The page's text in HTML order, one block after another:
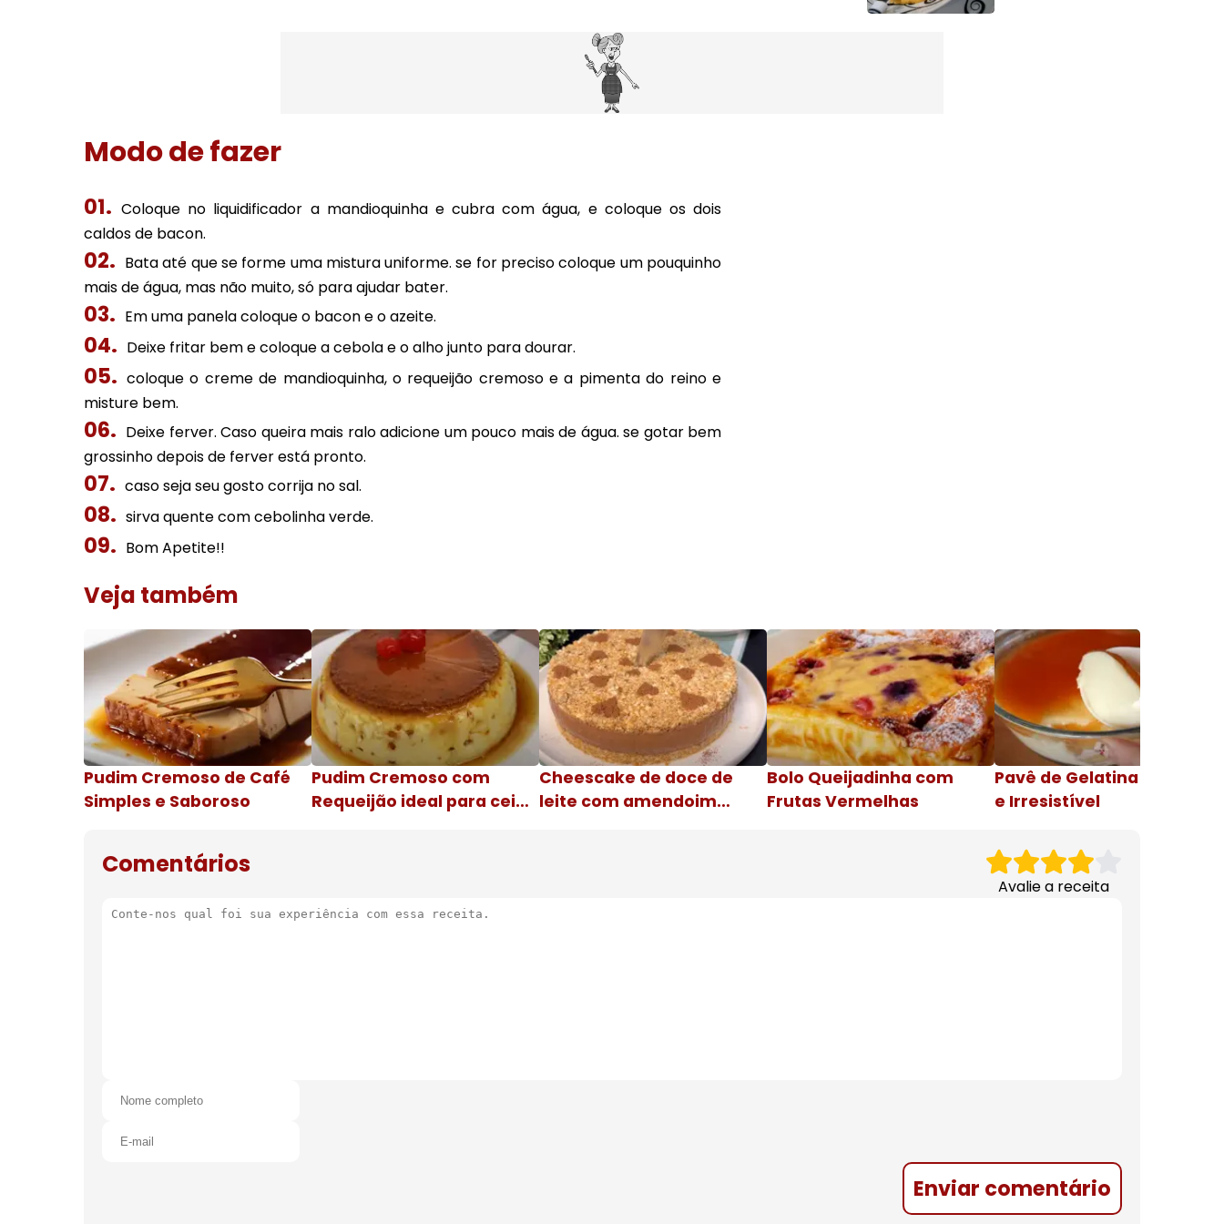
Modo de fazer
Coloque no liquidificador a mandioquinha e cubra com água, e coloque os dois
caldos de bacon.
Bata até que se forme uma mistura uniforme. se for preciso coloque um pouquinho
mais de água, mas não muito, só para ajudar bater.
Em uma panela coloque o bacon e o azeite.
Deixe fritar bem e coloque a cebola e o alho junto para dourar.
coloque o creme de mandioquinha, o requeijão cremoso e a pimenta do reino e
misture bem.
Deixe ferver. Caso queira mais ralo adicione um pouco mais de água. se gotar bem
grossinho depois de ferver está pronto.
caso seja seu gosto corrija no sal.
sirva quente com cebolinha verde.
Bom Apetite!!
Veja também
Pudim Cremoso de Café
Simples e Saboroso
Pudim Cremoso com
Requeijão ideal para ceia
Cheescake de doce de
leite com amendoim
Bolo Queijadinha com
Frutas Vermelhas
Pavê de Gelatina Cremosa
e Irresistível
Comentários
Avalie a receita
Enviar comentário